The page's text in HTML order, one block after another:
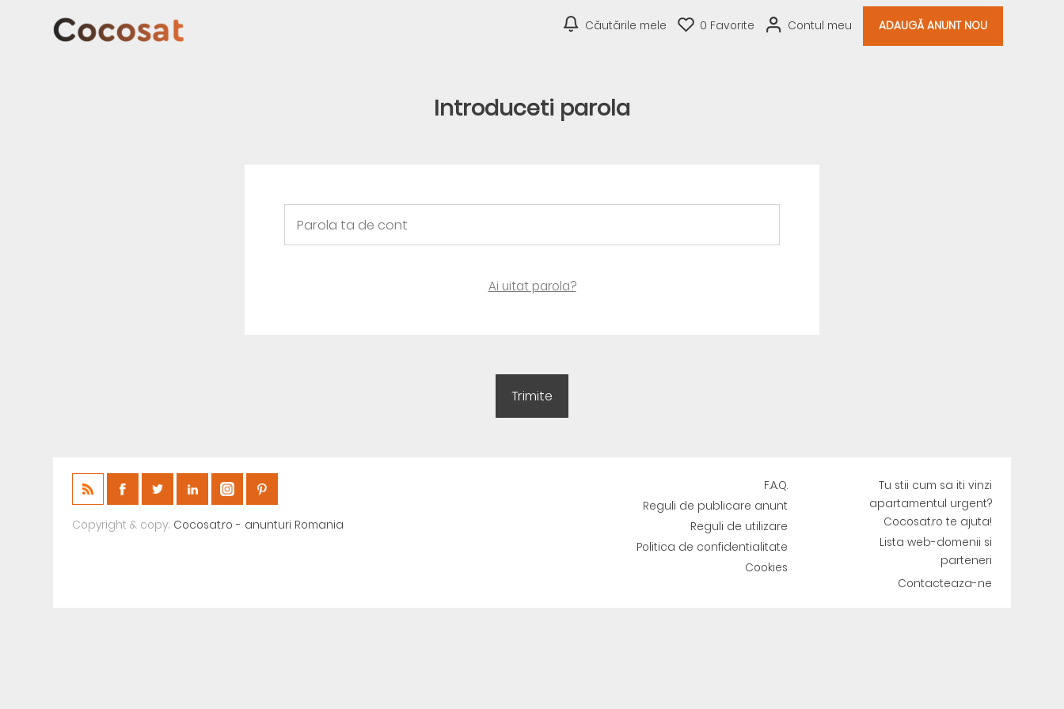
Căutările mele 0 Favorite Contul meu ADAUGĂ ANUNT NOU
Introduceti parola
Ai uitat parola?
Copyright & copy; Cocosat.ro - anunturi Romania
F.A.Q.
Reguli de publicare anunt
Reguli de utilizare
Politica de confidentialitate
Cookies
Tu stii cum sa iti vinzi
apartamentul urgent?
Cocosat.ro te ajuta!
Lista web-domenii si
parteneri
Contacteaza-ne